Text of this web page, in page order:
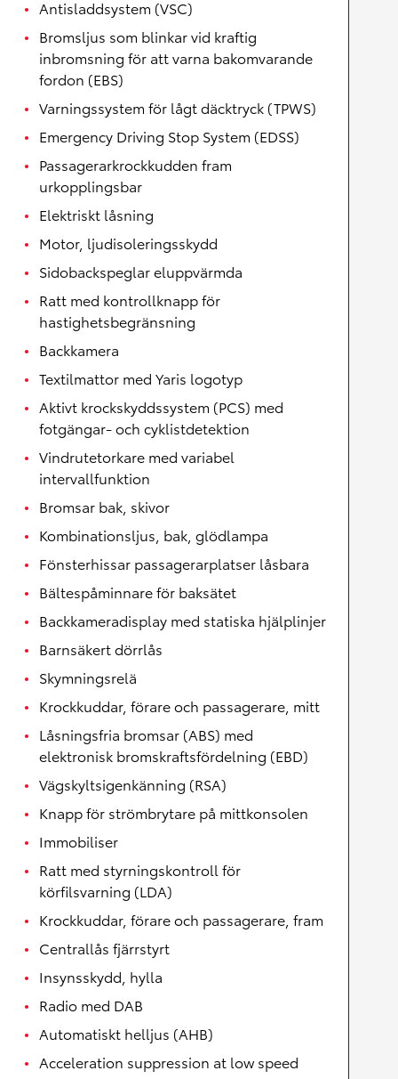
Antisladdsystem (VSC)
Bromsljus som blinkar vid kraftig
inbromsning för att varna bakomvarande
fordon (EBS)
Varningssystem för lågt däcktryck (TPWS)
Emergency Driving Stop System (EDSS)
Passagerarkrockkudden fram
urkopplingsbar
Elektriskt låsning
Motor, ljudisoleringsskydd
Sidobackspeglar eluppvärmda
Ratt med kontrollknapp för
hastighetsbegränsning
Backkamera
Textilmattor med Yaris logotyp
Aktivt krockskyddssystem (PCS) med
fotgängar- och cyklistdetektion
Vindrutetorkare med variabel
intervallfunktion
Bromsar bak, skivor
Kombinationsljus, bak, glödlampa
Fönsterhissar passagerarplatser låsbara
Bältespåminnare för baksätet
Backkameradisplay med statiska hjälplinjer
Barnsäkert dörrlås
Skymningsrelä
Krockkuddar, förare och passagerare, mitt
Låsningsfria bromsar (ABS) med
elektronisk bromskraftsfördelning (EBD)
Vägskyltsigenkänning (RSA)
Knapp för strömbrytare på mittkonsolen
Immobiliser
Ratt med styrningskontroll för
körfilsvarning (LDA)
Krockkuddar, förare och passagerare, fram
Centrallås fjärrstyrt
Insynsskydd, hylla
Radio med DAB
Automatiskt helljus (AHB)
Acceleration suppression at low speed